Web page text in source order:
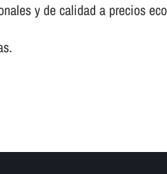
y de calidad a precios